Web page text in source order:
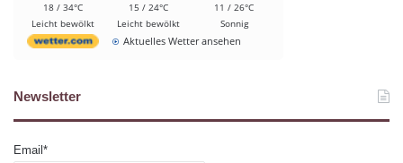
18 / 34°C
Leicht bewölkt
15 / 24°C
Leicht bewölkt
11 / 26°C
Sonnig
Aktuelles Wetter ansehen
Newsletter
Email*